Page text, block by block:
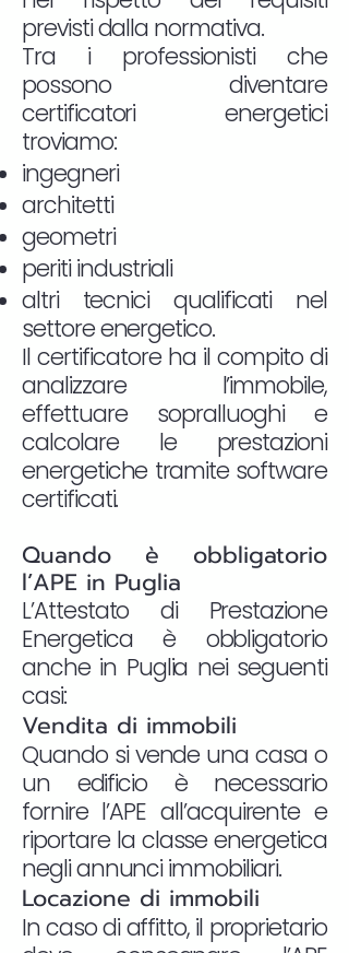
previsti dalla normativa.
Tra i professionisti che
possono diventare
certificatori energetici
troviamo:
ingegneri
architetti
geometri
periti industriali
altri tecnici qualificati nel
settore energetico.
Il certificatore ha il compito di
analizzare l’immobile,
effettuare sopralluoghi e
calcolare le prestazioni
energetiche tramite software
certificati.
Quando è obbligatorio
l’APE in Puglia
L’Attestato di Prestazione
Energetica è obbligatorio
anche in Puglia nei seguenti
casi:
Vendita di immobili
Quando si vende una casa o
un edificio è necessario
fornire l’APE all’acquirente e
riportare la classe energetica
negli annunci immobiliari.
Locazione di immobili
In caso di affitto, il proprietario